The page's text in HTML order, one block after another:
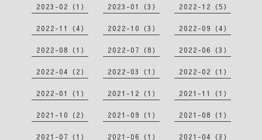
2023-02（1） 2023-01（3） 2022-12（5）
2022-11（4） 2022-10（3） 2022-09（4）
2022-08（1） 2022-07（8） 2022-06（3）
2022-04（2） 2022-03（1） 2022-02（1）
2022-01（1） 2021-12（1） 2021-11（1）
2021-10（2） 2021-09（1） 2021-08（1）
2021-07（1） 2021-06（1） 2021-04（3）